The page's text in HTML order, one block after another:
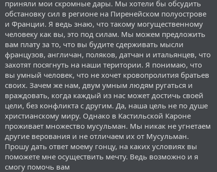
приняли мои скромные дары. Мы хотели бы обсудить
обстановку сил в регионе на Пиренейском полуострове
и Франции. Я ведь знаю, что такому могущественному
человеку как вы, это под силам. Мы можем предложить
вам плату за то, что вы будите сдерживать мысли
французов, англичан, поляков, датчан и итальянцев, что
захотят посягнуть на наши територии. Я понимаю, что
вы умный человек, что не хочет кровопролития братьев
своих. Зачем же нам, двум умным людям ругаться и
враждовать, когда каждый из нас может достичь своей
цели, без конфликта с другим. Да, наша цель не по душе
христианскому миру. Однако в Кастильской Кароне
проживает множество мусульман. Мы никак не угнетаем
другие верования и не отличаем их от Мусульман.
Прошу дать ответ моему гонцу, на каких условиях вы
поможете мне осуществить мечту. Ведь возможно и я
смогу помочь вам